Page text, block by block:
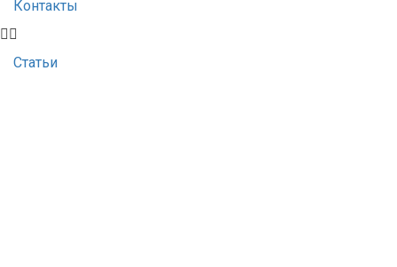
Контакты
Статьи